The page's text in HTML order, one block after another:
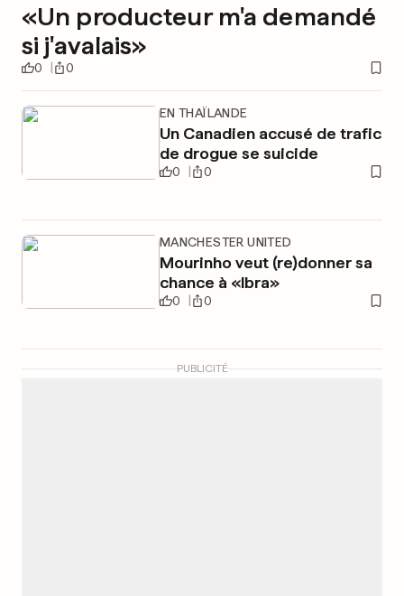
«Un producteur m'a demandé
si j'avalais»
0 0
EN THAÏLANDE
Un Canadien accusé de trafic
de drogue se suicide
0 0
MANCHESTER UNITED
Mourinho veut (re)donner sa
chance à «Ibra»
0 0
PUBLICITÉ